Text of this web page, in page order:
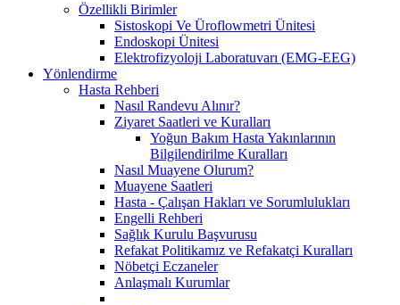
Özellikli Birimler
Sistoskopi Ve Üroflowmetri Ünitesi
Endoskopi Ünitesi
Elektrofizyoloji Laboratuvarı (EMG-EEG)
Yönlendirme
Hasta Rehberi
Nasıl Randevu Alınır?
Ziyaret Saatleri ve Kuralları
Yoğun Bakım Hasta Yakınlarının
Bilgilendirilme Kuralları
Nasıl Muayene Olurum?
Muayene Saatleri
Hasta - Çalışan Hakları ve Sorumlulukları
Engelli Rehberi
Sağlık Kurulu Başvurusu
Refakat Politikamız ve Refakatçi Kuralları
Nöbetçi Eczaneler
Anlaşmalı Kurumlar